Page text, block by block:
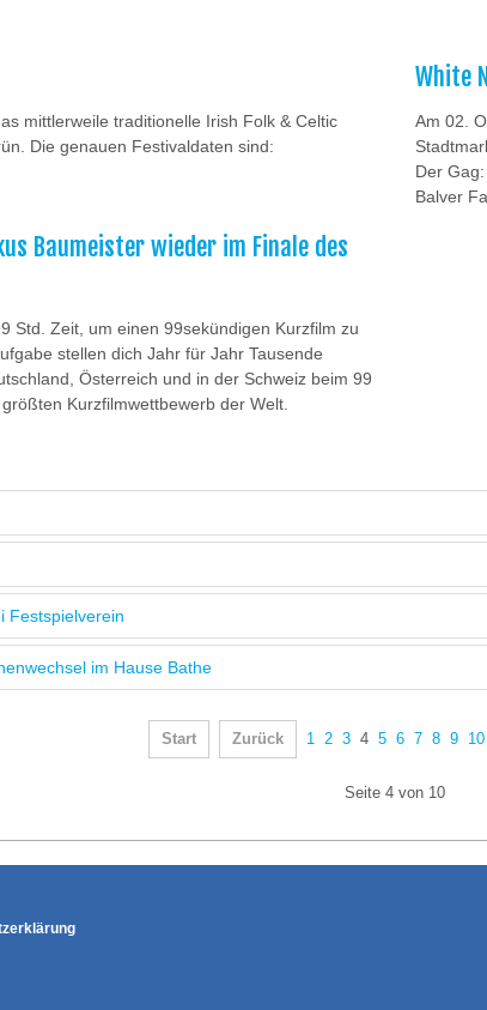
mittlerweile traditionelle Irish Folk & Celtic
Die genauen Festivaldaten sind:
White
Am 02.
Der
Balver
Baumeister wieder im Finale des
Std. Zeit, um einen 99sekündigen Kurzfilm zu
stellen dich Jahr für Jahr Tausende
Österreich und in der Schweiz beim 99
Kurzfilmwettbewerb der Welt.
Festspielverein
im Hause Bathe
Start Zurück 1 2 3 4 5 6 7 8 9 10
Seite 4 von 10